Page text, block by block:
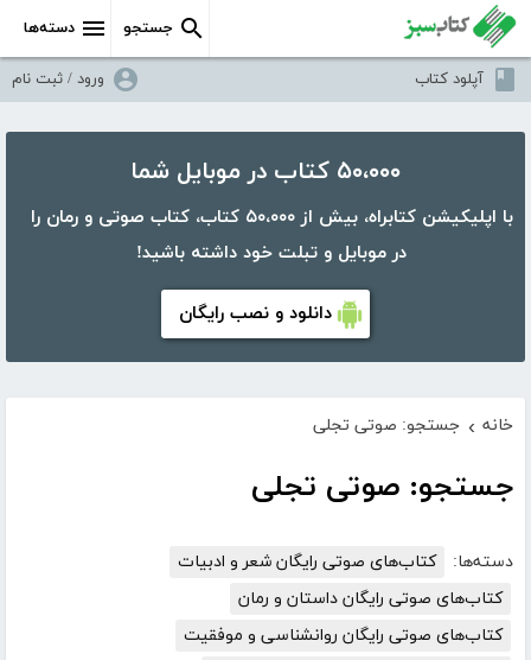
دسته‌ها جستجو
آپلود کتاب ورود / ثبت نام
۵۰،۰۰۰ کتاب در موبایل شما
با اپلیکیشن کتابراه، بیش از ۵۰،۰۰۰ کتاب، کتاب صوتی و رمان را
در موبایل و تبلت خود داشته باشید!
دانلود و نصب رایگان
خانه › جستجو: صوتی تجلی
جستجو: صوتی تجلی
دسته‌ها:
کتاب‌های صوتی رایگان شعر و ادبیات
کتاب‌های صوتی رایگان داستان و رمان
کتاب‌های صوتی رایگان روانشناسی و موفقیت